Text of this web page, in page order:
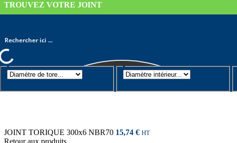
TROUVEZ VOTRE JOINT
Joint torique
JOINT TORIQUE 300x6 NBR70 15,74 € HT
Retour aux produits